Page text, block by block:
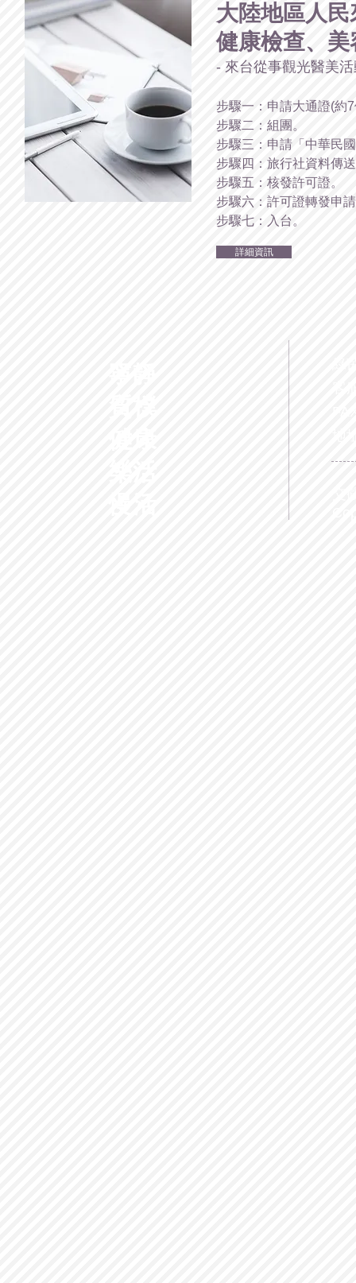
大陸地區人
健康檢查、
- 來台從事觀光醫美
步驟一：申請大通證(約
步驟二：組團。
步驟三：申請「中華民
步驟四：旅行社資料傳
步驟五：核發許可證。
步驟六：許可證轉發申
步驟七：入台。
詳細資訊